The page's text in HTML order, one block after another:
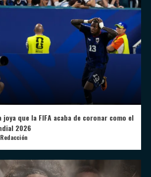
joya que la FIFA acaba de coronar como el
2026
Redacción